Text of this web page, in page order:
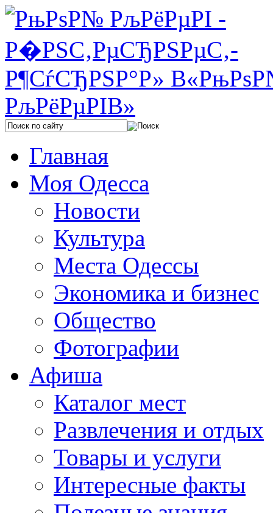
Главная
Моя Одесса
Новости
Культура
Места Одессы
Экономика и бизнес
Общество
Фотографии
Афиша
Каталог мест
Развлечения и отдых
Товары и услуги
Интересные факты